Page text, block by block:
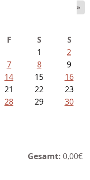
»
F S
S
1
2
7 8
9
14 15
16
21 22
23
28 29
30
Gesamt: 0,00€